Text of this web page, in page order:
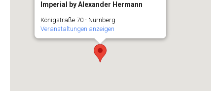
Imperial by Alexander Hermann
Königstraße 70 - Nürnberg
Veranstaltungen anzeigen